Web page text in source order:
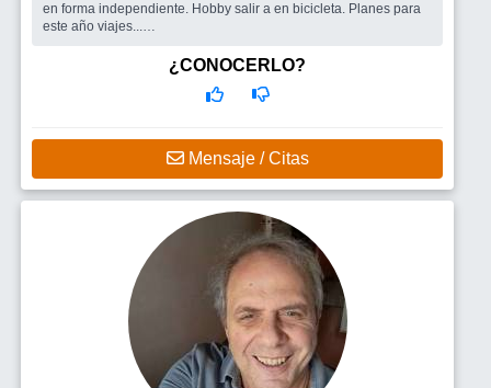
en forma independiente. Hobby salir a en bicicleta. Planes para
este año viajes...
¿CONOCERLO?
Mensaje / Citas